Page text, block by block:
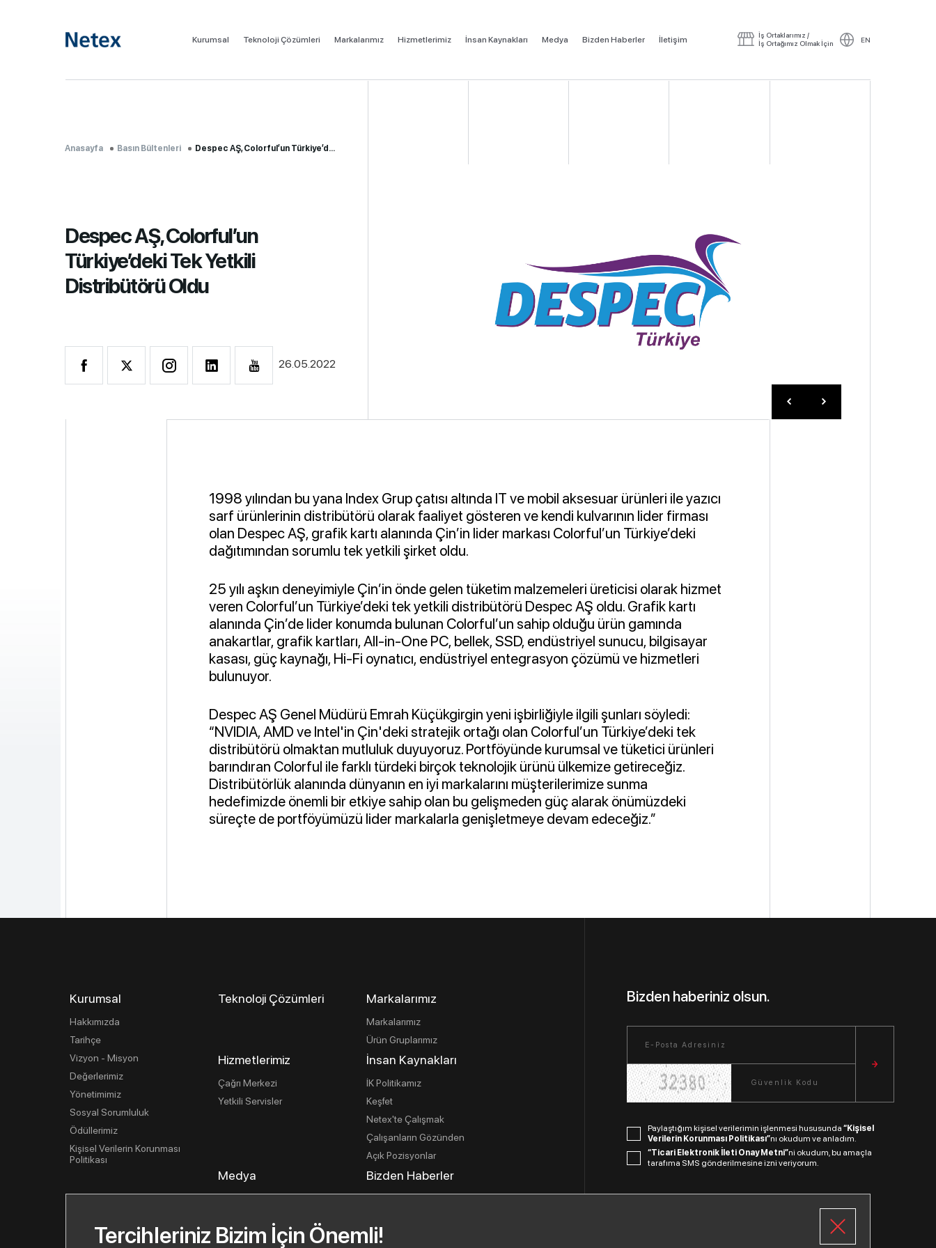
Kurumsal Teknoloji Çözümleri Markalarımız Hizmetlerimiz İnsan Kaynakları Medya Bizden Haberler İletişim
İş Ortaklarımız /
İş Ortağımız Olmak İçin
EN
Anasayfa Basın Bültenleri Despec AŞ, Colorful’un Türkiye’d...
Despec AŞ, Colorful’un
Türkiye’deki Tek Yetkili
Distribütörü Oldu
26.05.2022
1998 yılından bu yana Index Grup çatısı altında IT ve mobil aksesuar ürünleri ile yazıcı
sarf ürünlerinin distribütörü olarak faaliyet gösteren ve kendi kulvarının lider firması
olan Despec AŞ, grafik kartı alanında Çin’in lider markası Colorful’un Türkiye’deki
dağıtımından sorumlu tek yetkili şirket oldu.
25 yılı aşkın deneyimiyle Çin’in önde gelen tüketim malzemeleri üreticisi olarak hizmet
veren Colorful’un Türkiye’deki tek yetkili distribütörü Despec AŞ oldu. Grafik kartı
alanında Çin’de lider konumda bulunan Colorful’un sahip olduğu ürün gamında
anakartlar, grafik kartları, All-in-One PC, bellek, SSD, endüstriyel sunucu, bilgisayar
kasası, güç kaynağı, Hi-Fi oynatıcı, endüstriyel entegrasyon çözümü ve hizmetleri
bulunuyor.
Despec AŞ Genel Müdürü Emrah Küçükgirgin yeni işbirliğiyle ilgili şunları söyledi:
“NVIDIA, AMD ve Intel'in Çin'deki stratejik ortağı olan Colorful’un Türkiye’deki tek
distribütörü olmaktan mutluluk duyuyoruz. Portföyünde kurumsal ve tüketici ürünleri
barındıran Colorful ile farklı türdeki birçok teknolojik ürünü ülkemize getireceğiz.
Distribütörlük alanında dünyanın en iyi markalarını müşterilerimize sunma
hedefimizde önemli bir etkiye sahip olan bu gelişmeden güç alarak önümüzdeki
süreçte de portföyümüzü lider markalarla genişletmeye devam edeceğiz.”
Kurumsal
Hakkımızda
Tarihçe
Vizyon - Misyon
Değerlerimiz
Yönetimimiz
Sosyal Sorumluluk
Ödüllerimiz
Kişisel Verilerin Korunması
Politikası
Teknoloji Çözümleri Markalarımız
Markalarımız
Ürün Gruplarımız
Hizmetlerimiz
Çağrı Merkezi
Yetkili Servisler
İnsan Kaynakları
İK Politikamız
Keşfet
Netex'te Çalışmak
Çalışanların Gözünden
Açık Pozisyonlar
Medya
Basın Bültenleri
Bizden Haberler
İletişim Formu
Bizden haberiniz olsun.
Paylaştığım kişisel verilerimin işlenmesi hususunda “Kişisel
Verilerin Korunması Politikası”nı okudum ve anladım.
“Ticari Elektronik İleti Onay Metni”ni okudum, bu amaçla
tarafıma SMS gönderilmesine izni veriyorum.
Tercihleriniz Bizim İçin Önemli!